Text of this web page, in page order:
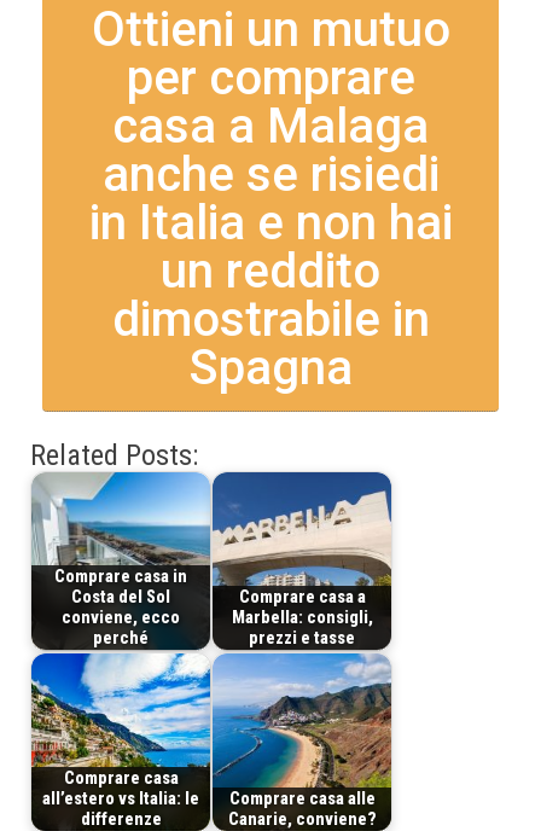
Ottieni un mutuo
per comprare
casa a Malaga
anche se risiedi
in Italia e non hai
un reddito
dimostrabile in
Spagna
Related Posts:
Comprare casa in
Costa del Sol
conviene, ecco
perché
Comprare casa a
Marbella: consigli,
prezzi e tasse
Comprare casa
all’estero vs Italia: le
differenze
Comprare casa alle
Canarie, conviene?